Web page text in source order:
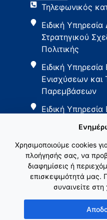
Τηλεφωνικός
Ειδική Υπηρεσία
Στρατηγικού
Πολιτικής
Ειδική
Ενισχύσεων
Παρεμβάσεων
Ειδική
Εθνικό
Χρησιμοποιούμε cookies
πλοήγησής σας, να
διαφημίσεις ή
επισκεψιμότητά μας.
συναινείτε